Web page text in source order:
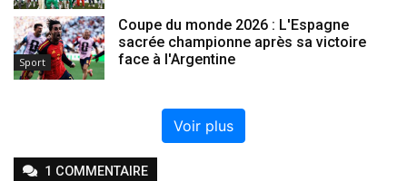
Sport
Coupe du monde 2026 : L'Espagne
sacrée championne après sa victoire
face à l'Argentine
Voir plus
1 COMMENTAIRE